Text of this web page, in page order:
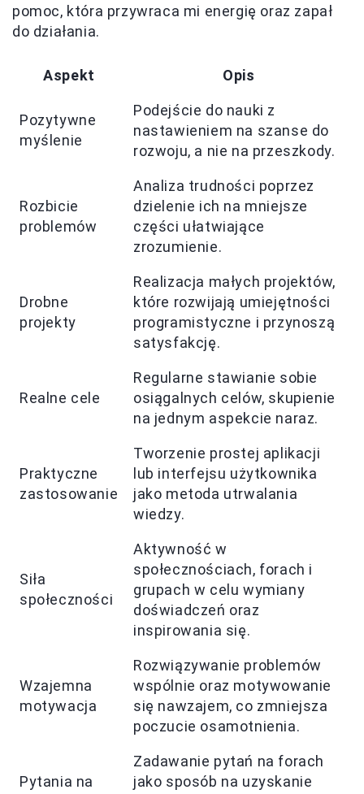
pomoc, która przywraca mi energię oraz zapał
do działania.
Aspekt Opis
Pozytywne
myślenie
Podejście do nauki z
nastawieniem na szanse do
rozwoju, a nie na przeszkody.
Rozbicie
problemów
Analiza trudności poprzez
dzielenie ich na mniejsze
części ułatwiające
zrozumienie.
Drobne
projekty
Realizacja małych projektów,
które rozwijają umiejętności
programistyczne i przynoszą
satysfakcję.
Realne cele
Regularne stawianie sobie
osiągalnych celów, skupienie
na jednym aspekcie naraz.
Praktyczne
zastosowanie
Tworzenie prostej aplikacji
lub interfejsu użytkownika
jako metoda utrwalania
wiedzy.
Siła
społeczności
Aktywność w
społecznościach, forach i
grupach w celu wymiany
doświadczeń oraz
inspirowania się.
Wzajemna
motywacja
Rozwiązywanie problemów
wspólnie oraz motywowanie
się nawzajem, co zmniejsza
poczucie osamotnienia.
Pytania na
Zadawanie pytań na forach
jako sposób na uzyskanie